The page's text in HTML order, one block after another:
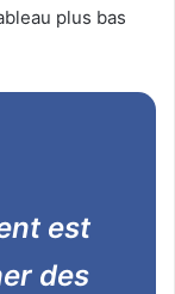
plus bas
est
des